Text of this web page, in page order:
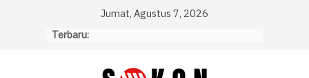
Jumat, Agustus 7, 2026
Terbaru: